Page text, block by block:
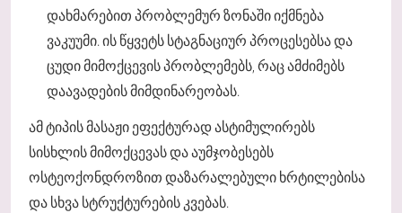
დახმარებით პრობლემურ ზონაში იქმნება
ვაკუუმი. ის წყვეტს სტაგნაციურ პროცესებსა და
ცუდი მიმოქცევის პრობლემებს, რაც ამძიმებს
დაავადების მიმდინარეობას.
ამ ტიპის მასაჟი ეფექტურად ასტიმულირებს
სისხლის მიმოქცევას და აუმჯობესებს
ოსტეოქონდროზით დაზარალებული ხრტილებისა
და სხვა სტრუქტურების კვებას.